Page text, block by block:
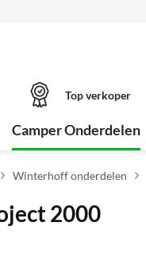
Top verkoper
Camper Onderdelen
Winterhoff onderdelen
2000